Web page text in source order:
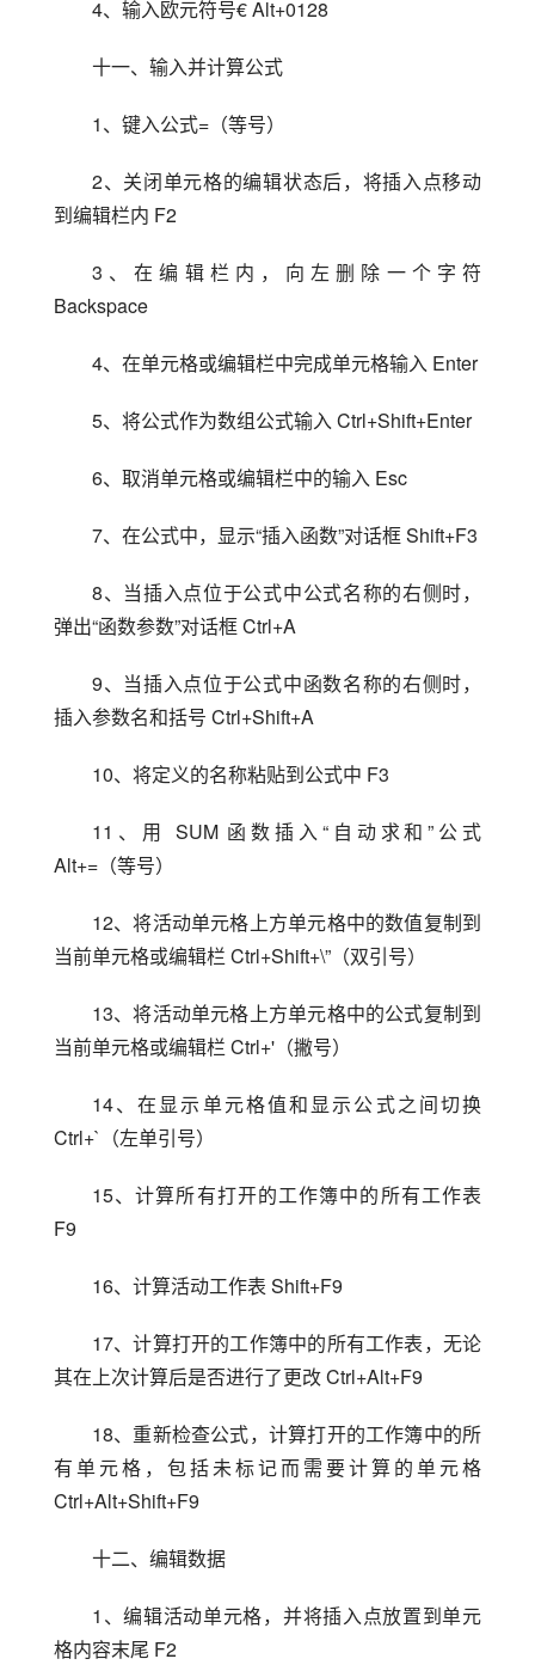
4、输入欧元符号€ Alt+0128
十一、输入并计算公式
1、键入公式=（等号）
2、关闭单元格的编辑状态后，将插入点移动
到编辑栏内 F2
3、在编辑栏内，向左删除一个字符
Backspace
4、在单元格或编辑栏中完成单元格输入 Enter
5、将公式作为数组公式输入 Ctrl+Shift+Enter
6、取消单元格或编辑栏中的输入 Esc
7、在公式中，显示“插入函数”对话框 Shift+F3
8、当插入点位于公式中公式名称的右侧时，
弹出“函数参数”对话框 Ctrl+A
9、当插入点位于公式中函数名称的右侧时，
插入参数名和括号 Ctrl+Shift+A
10、将定义的名称粘贴到公式中 F3
11、用 SUM 函数插入“自动求和”公式
Alt+=（等号）
12、将活动单元格上方单元格中的数值复制到
当前单元格或编辑栏 Ctrl+Shift+\”（双引号）
13、将活动单元格上方单元格中的公式复制到
当前单元格或编辑栏 Ctrl+'（撇号）
14、在显示单元格值和显示公式之间切换
Ctrl+`（左单引号）
15、计算所有打开的工作簿中的所有工作表
F9
16、计算活动工作表 Shift+F9
17、计算打开的工作簿中的所有工作表，无论
其在上次计算后是否进行了更改 Ctrl+Alt+F9
18、重新检查公式，计算打开的工作簿中的所
有单元格，包括未标记而需要计算的单元格
Ctrl+Alt+Shift+F9
十二、编辑数据
1、编辑活动单元格，并将插入点放置到单元
格内容末尾 F2